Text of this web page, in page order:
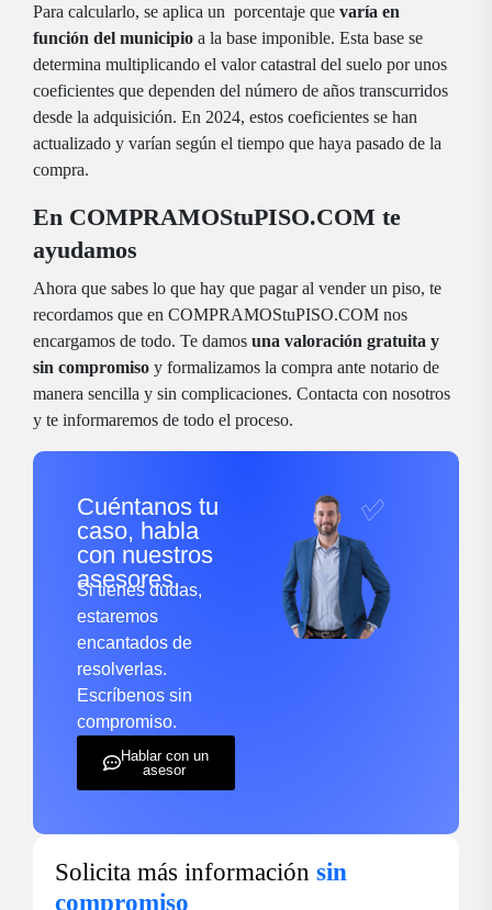
Para calcularlo, se aplica un porcentaje que varía en
función del municipio a la base imponible. Esta base se
determina multiplicando el valor catastral del suelo por unos
coeficientes que dependen del número de años transcurridos
desde la adquisición. En 2024, estos coeficientes se han
actualizado y varían según el tiempo que haya pasado de la
compra.
En COMPRAMOStuPISO.COM te
ayudamos
Ahora que sabes lo que hay que pagar al vender un piso, te
recordamos que en COMPRAMOStuPISO.COM nos
encargamos de todo. Te damos una valoración gratuita y
sin compromiso y formalizamos la compra ante notario de
manera sencilla y sin complicaciones. Contacta con nosotros
y te informaremos de todo el proceso.
Cuéntanos tu
caso, habla
con nuestros
asesores.
Si tienes dudas,
estaremos
encantados de
resolverlas.
Escríbenos sin
compromiso.
Hablar con un
asesor
Solicita más información sin
compromiso